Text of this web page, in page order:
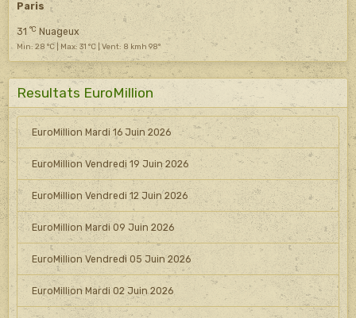
Paris
31 °C Nuageux
Min: 28 °C | Max: 31 °C | Vent: 8 kmh 98°
Resultats EuroMillion
EuroMillion Mardi 16 Juin 2026
EuroMillion Vendredi 19 Juin 2026
EuroMillion Vendredi 12 Juin 2026
EuroMillion Mardi 09 Juin 2026
EuroMillion Vendredi 05 Juin 2026
EuroMillion Mardi 02 Juin 2026